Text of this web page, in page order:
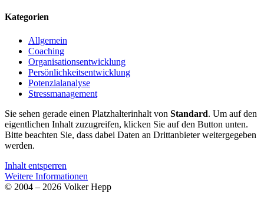
Kategorien
Allgemein
Coaching
Organisationsentwicklung
Persönlichkeitsentwicklung
Potenzialanalyse
Stressmanagement
Sie sehen gerade einen Platzhalterinhalt von Standard. Um auf den
eigentlichen Inhalt zuzugreifen, klicken Sie auf den Button unten.
Bitte beachten Sie, dass dabei Daten an Drittanbieter weitergegeben
werden.
Inhalt entsperren
Weitere Informationen
© 2004 – 2026 Volker Hepp